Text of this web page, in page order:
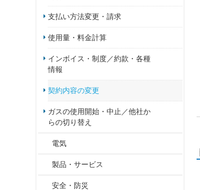
支払い方法変更・請求
使用量・料金計算
インボイス・制度／約款・各種
情報
契約内容の変更
ガスの使用開始・中止／他社か
らの切り替え
電気
製品・サービス
安全・防災